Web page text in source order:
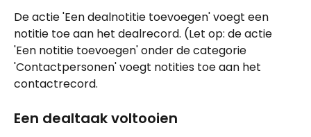
De actie 'Een dealnotitie toevoegen' voegt een
notitie toe aan het dealrecord. (Let op: de actie
'Een notitie toevoegen' onder de categorie
'Contactpersonen' voegt notities toe aan het
contactrecord.
Een dealtaak voltooien